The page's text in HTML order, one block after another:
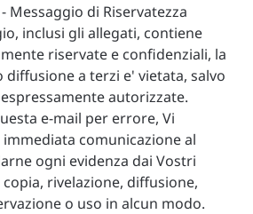
Messaggio di Riservatezza
inclusi gli allegati, contiene
riservate e confidenziali, la
diffusione a terzi e' vietata, salvo
autorizzate.
e-mail per errore, Vi
comunicazione al
ogni evidenza dai Vostri
rivelazione, diffusione,
o uso in alcun modo.